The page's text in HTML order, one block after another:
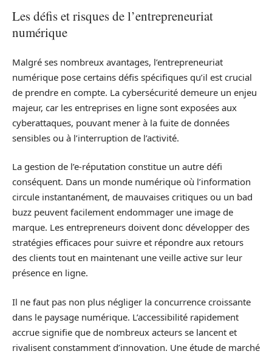
Les défis et risques de l’entrepreneuriat
numérique
Malgré ses nombreux avantages, l’entrepreneuriat
numérique pose certains défis spécifiques qu’il est crucial
de prendre en compte. La cybersécurité demeure un enjeu
majeur, car les entreprises en ligne sont exposées aux
cyberattaques, pouvant mener à la fuite de données
sensibles ou à l’interruption de l’activité.
La gestion de l’e-réputation constitue un autre défi
conséquent. Dans un monde numérique où l’information
circule instantanément, de mauvaises critiques ou un bad
buzz peuvent facilement endommager une image de
marque. Les entrepreneurs doivent donc développer des
stratégies efficaces pour suivre et répondre aux retours
des clients tout en maintenant une veille active sur leur
présence en ligne.
Il ne faut pas non plus négliger la concurrence croissante
dans le paysage numérique. L’accessibilité rapidement
accrue signifie que de nombreux acteurs se lancent et
rivalisent constamment d’innovation. Une étude de marché